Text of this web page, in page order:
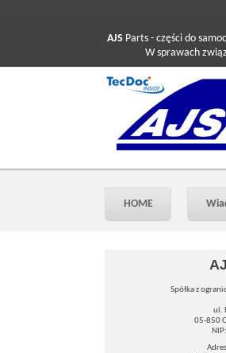
AJS Parts - części do
W sprawach
HOME
Spółka z
ul.
05-850